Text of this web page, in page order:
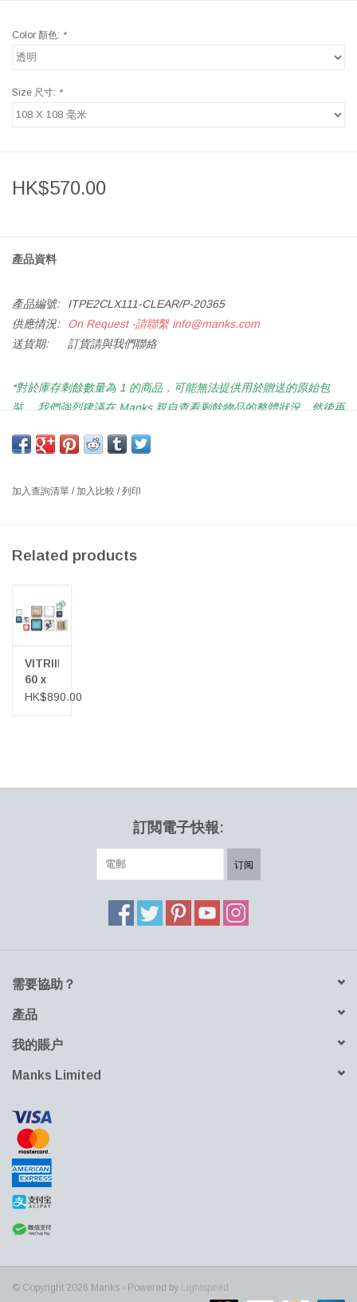
Color 顏色: *
Size 尺寸: *
HK$570.00
產品資料
產品編號:
ITPE2CLX111-CLEAR/P-20365
供應情況:
On Request -請聯繫info@manks.com
送貨期:
訂貨請與我們聯絡
*對於庫存剩餘數量為 1 的商品，可能無法提供用於贈送的原始包
裝。 我們強烈建議在 Manks 親自查看剩餘物品的整體狀況，然後再
*如遇缺货，请按加入查询清单
顏色: 透明, 透明拼橡木, 淺藍, 粉紅及湖水綠色
加入查詢清單 / 加入比較 /列印
Related products
VITRIINI
60 x
60
HK$890.00
訂閲電子快報:
订阅
需要協助？
產品
我的賬户
Manks Limited
© Copyright 2026 Manks - Powered by Lightspeed